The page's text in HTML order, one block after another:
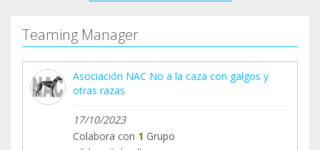
España.
Criadores ilegales y cazadores mantienen realas
enteras en bunkers, zulos, cuevas e instalaciones
de difícil acceso o poco transitadas, lo que les
convierte en seres invisibles, excluidos de
cualquier consideración estadística. Esta actividad
Teaming Manager
Asociación NAC No a la caza con galgos y
otras razas
17/10/2023
Colabora con 1 Grupo